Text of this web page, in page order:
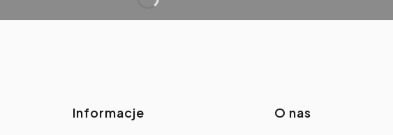
Informacje O nas